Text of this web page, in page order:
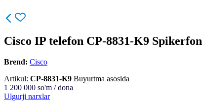
Cisco IP telefon CP-8831-K9 Spikerfon
Brend: Cisco
Artikul: CP-8831-K9 Buyurtma asosida
1 200 000 so'm / dona
Ulgurji narxlar